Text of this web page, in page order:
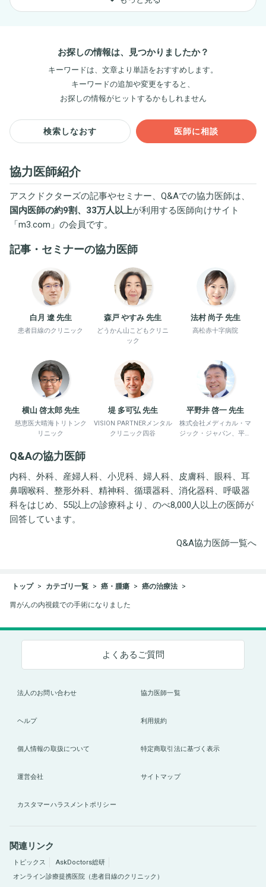
お探しの情報は、見つかりましたか？
キーワードは、文章より単語をおすすめします。
キーワードの追加や変更をすると、
お探しの情報がヒットするかもしれません
検索しなおす 医師に相談
協力医師紹介
アスクドクターズの記事やセミナー、Q&Aでの協力医師は、
国内医師の約9割、33万人以上が利用する医師向けサイト
「m3.com 」の会員です。
記事・セミナーの協力医師
白月 遼 先生
患者目線のクリニック
森戸 やすみ 先生
どうかん山こどもクリニ
ック
法村 尚子 先生
高松赤十字病院
横山 啓太郎 先生
慈恵医大晴海トリトンク
リニック
堤 多可弘 先生
VISION PARTNERメンタル
クリニック四谷
平野井 啓一 先生
株式会社メディカル・マ
ジック・ジャパン、平野
Q&Aの協力医師
内科、外科、産婦人科、小児科、婦人科、皮膚科、眼科、耳
鼻咽喉科、整形外科、精神科、循環器科、消化器科、呼吸器
科をはじめ、55以上の診療科より、のべ8,000人以上の医師が
回答しています。
Q&A協力医師一覧へ
トップ カテゴリ一覧 癌・腫瘍 癌の治療法
胃がんの内視鏡での手術になりました
よくあるご質問
法人のお問い合わせ 協力医師一覧
ヘルプ 利用規約
個人情報の取扱について 特定商取引法に基づく表示
運営会社 サイトマップ
カスタマーハラスメントポリシー
関連リンク
トピックス
AskDoctors総研
オンライン診療提携医院（患者目線のクリニック）